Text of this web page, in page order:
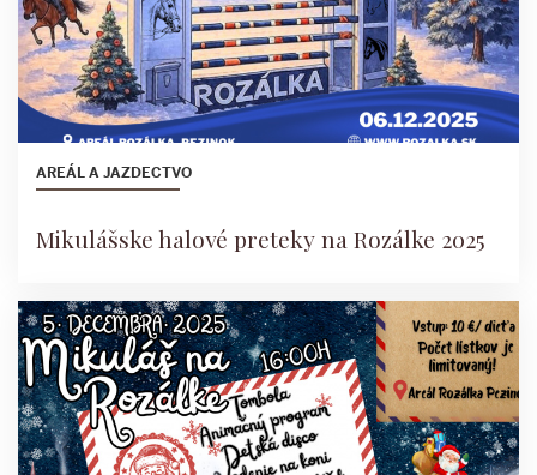
AREÁL A JAZDECTVO
Mikulášske halové preteky na Rozálke 2025